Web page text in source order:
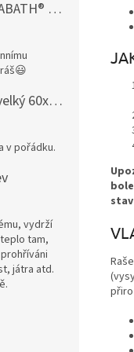
Parafínová lázeň THERABATH® PRO, parafínová vana TB7
Rašelinový nosič tepla velký 60x40 cm
v pořádku.
vydrží
tam,
játra atd.